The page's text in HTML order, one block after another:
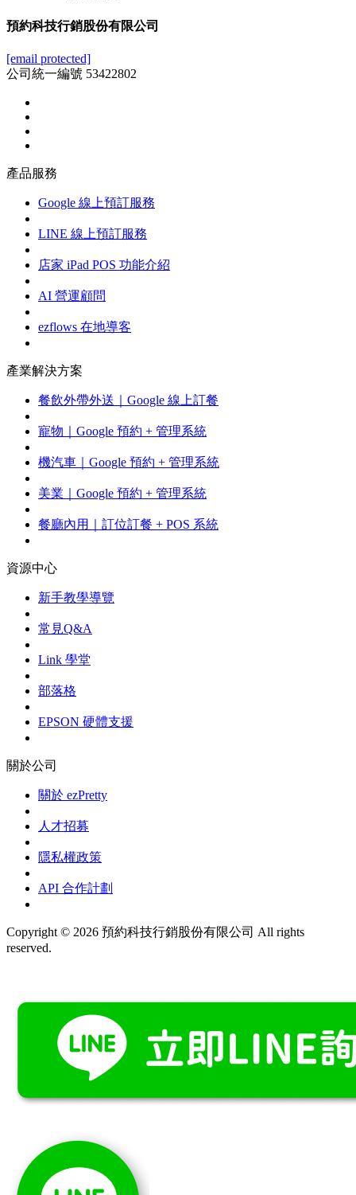
預約科技行銷股份有限公司
[email protected]
公司統一編號 53422802
產品服務
Google 線上預訂服務
LINE 線上預訂服務
店家 iPad POS 功能介紹
AI 營運顧問
ezflows 在地導客
產業解決方案
餐飲外帶外送｜Google 線上訂餐
寵物｜Google 預約 + 管理系統
機汽車｜Google 預約 + 管理系統
美業｜Google 預約 + 管理系統
餐廳內用｜訂位訂餐 + POS 系統
資源中心
新手教學導覽
常見Q&A
Link 學堂
部落格
EPSON 硬體支援
關於公司
關於 ezPretty
人才招募
隱私權政策
API 合作計劃
Copyright © 2026 預約科技行銷股份有限公司 All rights
reserved.